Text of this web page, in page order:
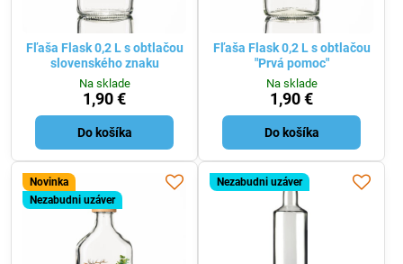
Fľaša Flask 0,2 L s obtlačou
slovenského znaku
Na sklade
1,90 €
Do košíka
Fľaša Flask 0,2 L s obtlačou
"Prvá pomoc"
Na sklade
1,90 €
Do košíka
Novinka
Nezabudni uzáver
Nezabudni uzáver